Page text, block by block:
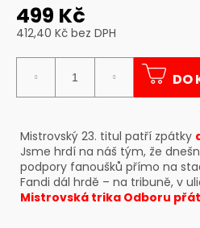
499 Kč
412,40 Kč bez DPH
cena:
DO
Mistrovský 23. titul patří zpátky
Jsme hrdí na náš tým, že
podpory fanoušků přímo na
Fandi dál hrdě – na tribuně, v
Mistrovská trika Odboru
D
o
p
u
j
e
m